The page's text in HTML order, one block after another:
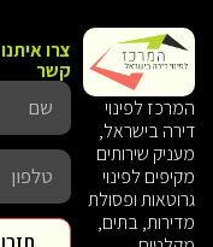
המרכז לפינוי
דירה בישראל,
מעניק שירותים
מקיפים לפינוי
גרוטאות ופסולת
מדירות, בתים,
צרו איתנו
קשר